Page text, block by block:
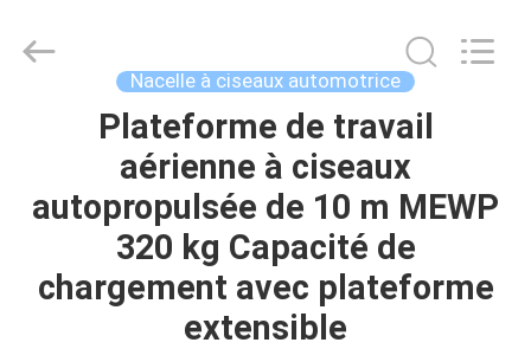
MAISON
PRODUITS
MACHINERY
Nacelle à ciseaux automotrice
Plateforme de travail
aérienne à ciseaux
autopropulsée de 10 m MEWP
320 kg Capacité de
chargement avec plateforme
extensible